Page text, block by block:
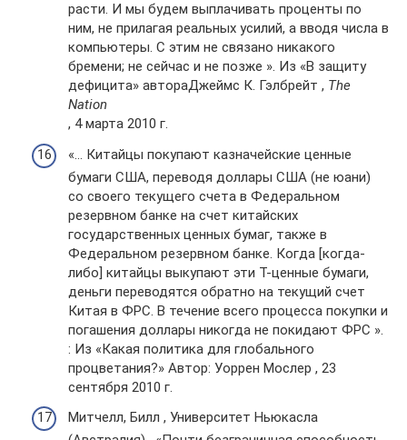
расти. И мы будем выплачивать проценты по
ним, не прилагая реальных усилий, а вводя числа в
компьютеры. С этим не связано никакого
бремени; не сейчас и не позже ». Из «В защиту
дефицита» автораДжеймс К. Гэлбрейт , The
Nation
, 4 марта 2010 г.
«… Китайцы покупают казначейские ценные
бумаги США, переводя доллары США (не юани)
со своего текущего счета в Федеральном
резервном банке на счет китайских
государственных ценных бумаг, также в
Федеральном резервном банке. Когда [когда-
либо] китайцы выкупают эти T-ценные бумаги,
деньги переводятся обратно на текущий счет
Китая в ФРС. В течение всего процесса покупки и
погашения доллары никогда не покидают ФРС ».
: Из «Какая политика для глобального
процветания?» Автор: Уоррен Мослер , 23
сентября 2010 г.
Митчелл, Билл , Университет Ньюкасла